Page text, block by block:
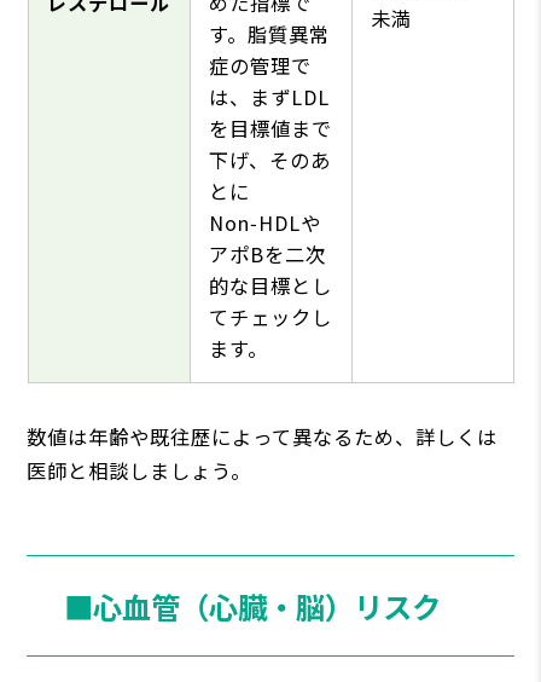
す。脂質異常
症の管理で
は、まずLDL
を目標値まで
下げ、そのあ
とに
Non‑HDLや
アポBを二次
的な目標とし
てチェックし
ます。
未満
数値は年齢や既往歴によって異なるため、詳しくは
医師と相談しましょう。
■心血管（心臓・脳）リスク